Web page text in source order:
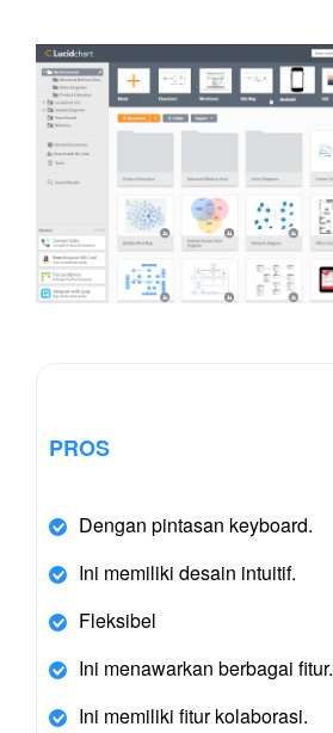
PROS
Dengan pintasan keyboard.
Ini memiliki desain intuitif.
Fleksibel
Ini menawarkan berbagai fitur.
Ini memiliki fitur kolaborasi.